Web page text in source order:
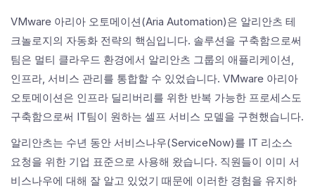
VMware 아리아 오토메이션(Aria Automation)은 알리안츠 테
크놀로지의 자동화 전략의 핵심입니다. 솔루션을 구축함으로써
팀은 멀티 클라우드 환경에서 알리안츠 그룹의 애플리케이션,
인프라, 서비스 관리를 통합할 수 있었습니다. VMware 아리아
오토메이션은 인프라 딜리버리를 위한 반복 가능한 프로세스도
구축함으로써 IT팀이 원하는 셀프 서비스 모델을 구현했습니다.
알리안츠는 수년 동안 서비스나우(ServiceNow)를 IT 리소스
요청을 위한 기업 표준으로 사용해 왔습니다. 직원들이 이미 서
비스나우에 대해 잘 알고 있었기 때문에 이러한 경험을 유지하